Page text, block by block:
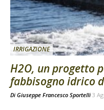
IRRIGAZIONE
H2O, un progetto
fabbisogno idrico
Di Giuseppe Francesco Sportelli 3